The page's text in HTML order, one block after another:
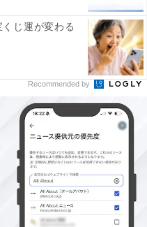
くじ運が変わる
Recommended by